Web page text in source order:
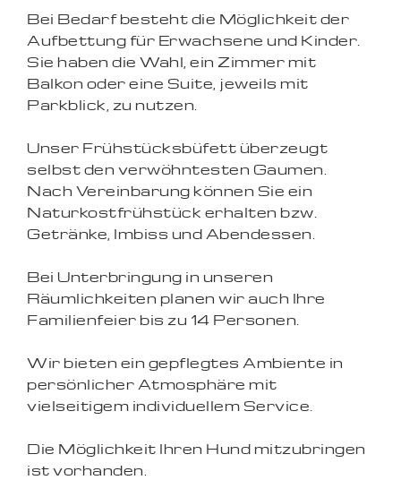
Bei Bedarf besteht die Möglichkeit der
Aufbettung für Erwachsene und Kinder.
Sie haben die Wahl, ein Zimmer mit
Balkon oder eine Suite, jeweils mit
Parkblick, zu nutzen.
Unser Frühstücksbüfett überzeugt
selbst den verwöhntesten Gaumen.
Nach Vereinbarung können Sie ein
Naturkostfrühstück erhalten bzw.
Getränke, Imbiss und Abendessen.
Bei Unterbringung in unseren
Räumlichkeiten planen wir auch Ihre
Familienfeier bis zu 14 Personen.
Wir bieten ein gepflegtes Ambiente in
persönlicher Atmosphäre mit
vielseitigem individuellem Service.
Die Möglichkeit Ihren Hund mitzubringen
ist vorhanden.